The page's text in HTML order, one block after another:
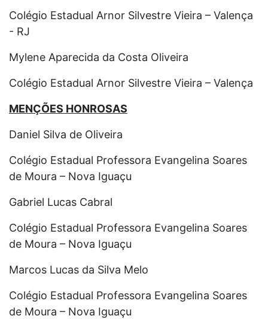
Colégio Estadual Arnor Silvestre Vieira – Valença
- RJ
Mylene Aparecida da Costa Oliveira
Colégio Estadual Arnor Silvestre Vieira – Valença
MENÇÕES HONROSAS
Daniel Silva de Oliveira
Colégio Estadual Professora Evangelina Soares
de Moura – Nova Iguaçu
Gabriel Lucas Cabral
Colégio Estadual Professora Evangelina Soares
de Moura – Nova Iguaçu
Marcos Lucas da Silva Melo
Colégio Estadual Professora Evangelina Soares
de Moura – Nova Iguaçu